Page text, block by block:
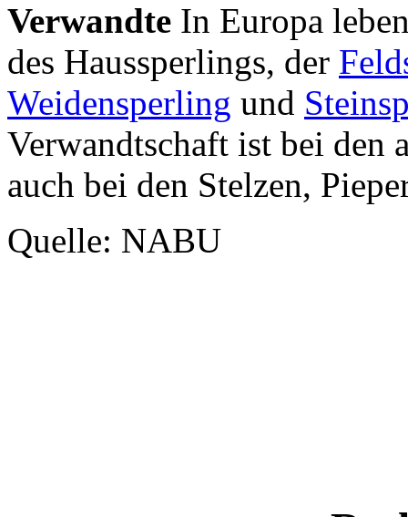
Verwandte In Europa
des Haussperlings, der
Weidensperling und
Verwandtschaft ist bei den
auch bei den Stelzen,
Quelle: NABU